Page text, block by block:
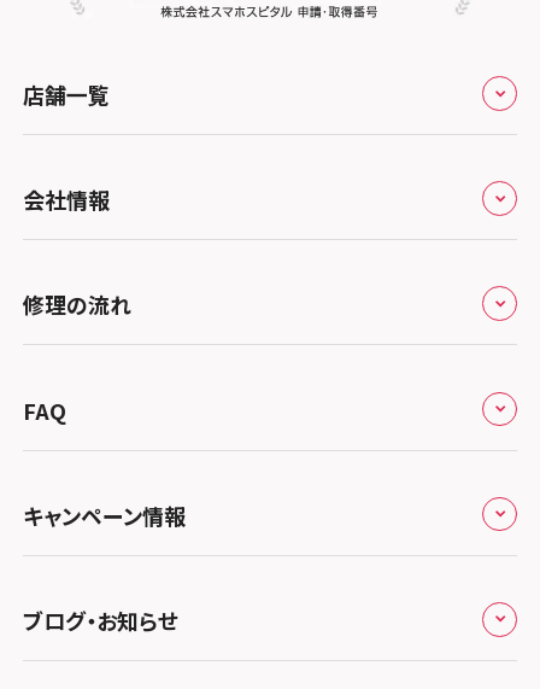
店舗一覧
北海道・東北
スマホスピタル大丸札幌
関東
スマホスピタル宇都宮
スマホスピタル 高崎
スマホスピタル鴻巣
スマホスピタル テルル三芳
スマホスピタル 熊谷
スマホスピタル ゲオデジタルベース川口元郷
スマホスピタル埼玉大宮
北陸・甲信越
スマホスピタルアル・プラザ小松
スマホスピタル 北陸総合修理センター
スマホスピタル 長野
東海
スマホスピタル岐阜
スマホスピタル 浜松
スマホスピタル静岡パルコ
スマホスピタル 藤枝
スマホスピタル名古屋駅前
関西
スマホスピタル 大阪梅田
スマホスピタル by デジホ 梅田地下（うめちか）
スマホスピタル京橋
スマホスピタル by デジホ天王寺ミオ
中国・四国
スマホスピタル岡山駅前
スマホスピタル by デジホ マークイズ福岡もも
ち
会社情報
会社概要
特定商取引法に関する表記
プライバシーポリシー
郵送修理依頼
修理の流れ
郵送修理の流れ
FAQ
キャンペーン情報
キャンペーン一覧
ブログ・お知らせ